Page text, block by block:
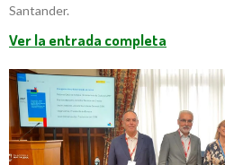
Santander.
Ver la entrada completa